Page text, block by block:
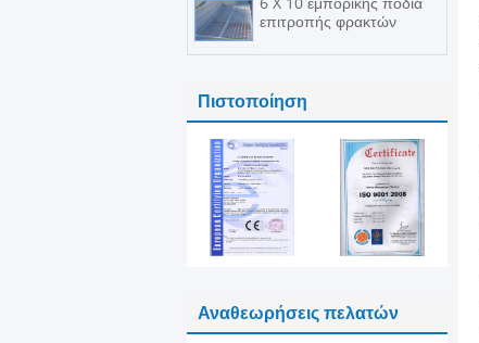
πλέγματος
6 X 10 εμπορικής πόδια
επιτροπής φρακτών
Πιστοποίηση
Αναθεωρήσεις πελατών